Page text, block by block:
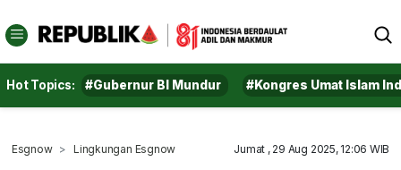
Hot Topics: #Gubernur BI Mundur #Kongres Umat Islam
Esgnow Lingkungan Esgnow Jumat , 29 Aug 2025, 12:06 WIB